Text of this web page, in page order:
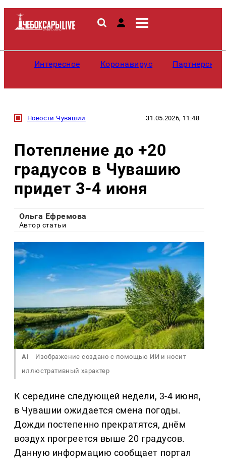
Интересное Коронавирус
Новости Чувашии 31.05.2026, 11:48
Потепление до +20
градусов в Чувашию
придет 3-4 июня
Ольга Ефремова
Автор статьи
AI
Изображение создано с помощью ИИ и носит
иллюстративный характер
К середине следующей недели, 3-4 июня,
в Чувашии ожидается смена погоды.
Дожди постепенно прекратятся, днём
воздух прогреется выше 20 градусов.
Данную информацию сообщает портал